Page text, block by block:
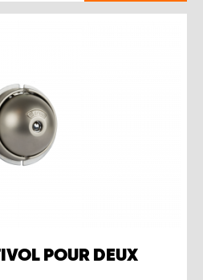
POUR DEUX